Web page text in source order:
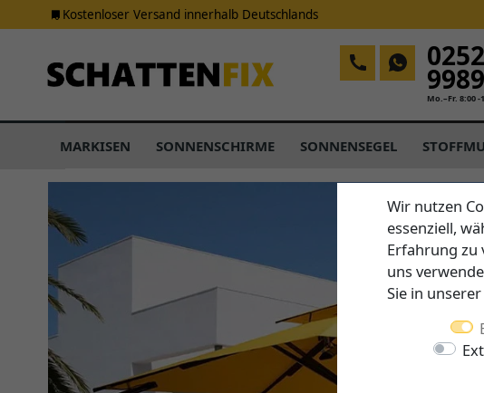
Kostenloser Versand innerhalb Deutschlands
Mo.–Fr. 8:00 -
MARKISEN SONNENSCHIRME SONNENSEGEL
Wir nutzen
essenziell,
Erfahrung zu
uns
Sie in unserer